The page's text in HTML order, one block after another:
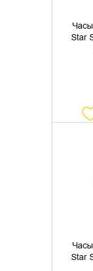
Star
Star